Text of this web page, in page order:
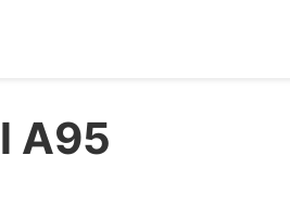
A95